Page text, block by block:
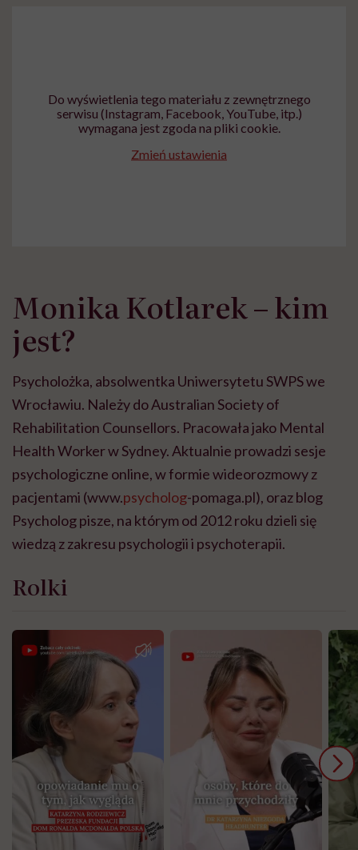
Do wyświetlenia tego materiału z zewnętrznego
serwisu (Instagram, Facebook, YouTube, itp.)
wymagana jest zgoda na pliki cookie.
Zmień ustawienia
Monika Kotlarek – kim
jest?
Psycholożka, absolwentka Uniwersytetu SWPS we
Wrocławiu. Należy do Australian Society of
Rehabilitation Counsellors. Pracowała jako Mental
Health Worker w Sydney. Aktualnie prowadzi sesje
psychologiczne online, w formie wideorozmowy z
pacjentami (www.psycholog-pomaga.pl), oraz blog
Psycholog pisze, na którym od 2012 roku dzieli się
wiedzą z zakresu psychologii i psychoterapii.
Rolki